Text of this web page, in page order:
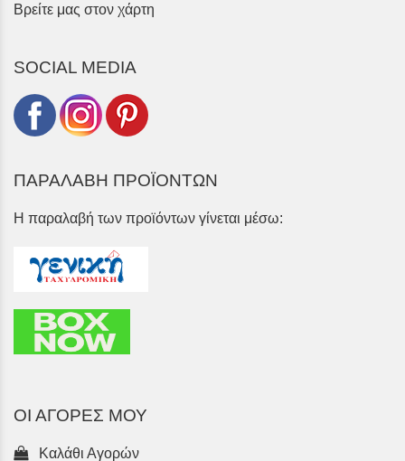
Βρείτε μας στον χάρτη
SOCIAL MEDIA
ΠΑΡΑΛΑΒΗ ΠΡΟΪΟΝΤΩΝ
Η παραλαβή των προϊόντων γίνεται μέσω:
ΟΙ ΑΓΟΡΕΣ ΜΟΥ
Καλάθι Αγορών